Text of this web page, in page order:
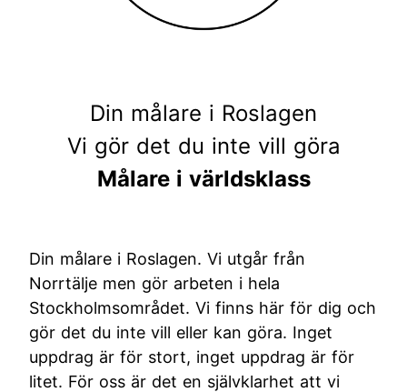
Din målare i Roslagen
Vi gör det du inte vill göra
Målare i världsklass
Din målare i Roslagen. Vi utgår från
Norrtälje men gör arbeten i hela
Stockholmsområdet. Vi finns här för dig och
gör det du inte vill eller kan göra. Inget
uppdrag är för stort, inget uppdrag är för
litet. För oss är det en självklarhet att vi